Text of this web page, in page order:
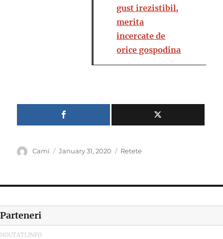
gust irezistibil,
merita
incercate de
orice gospodina
Author
Cami
Posted
January 31, 2020 Categories
Retete
Parteneri
NOUTATI.INFO